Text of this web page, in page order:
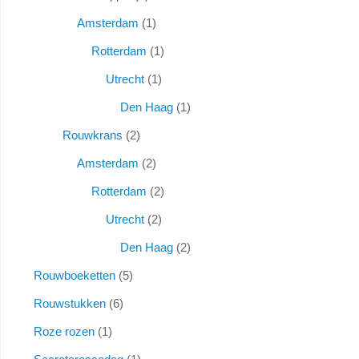
Amsterdam 1
Rotterdam 1
Utrecht 1
Den Haag 1
Rouwkrans 2
Amsterdam 2
Rotterdam 2
Utrecht 2
Den Haag 2
Rouwboeketten 5
Rouwstukken 6
Roze rozen 1